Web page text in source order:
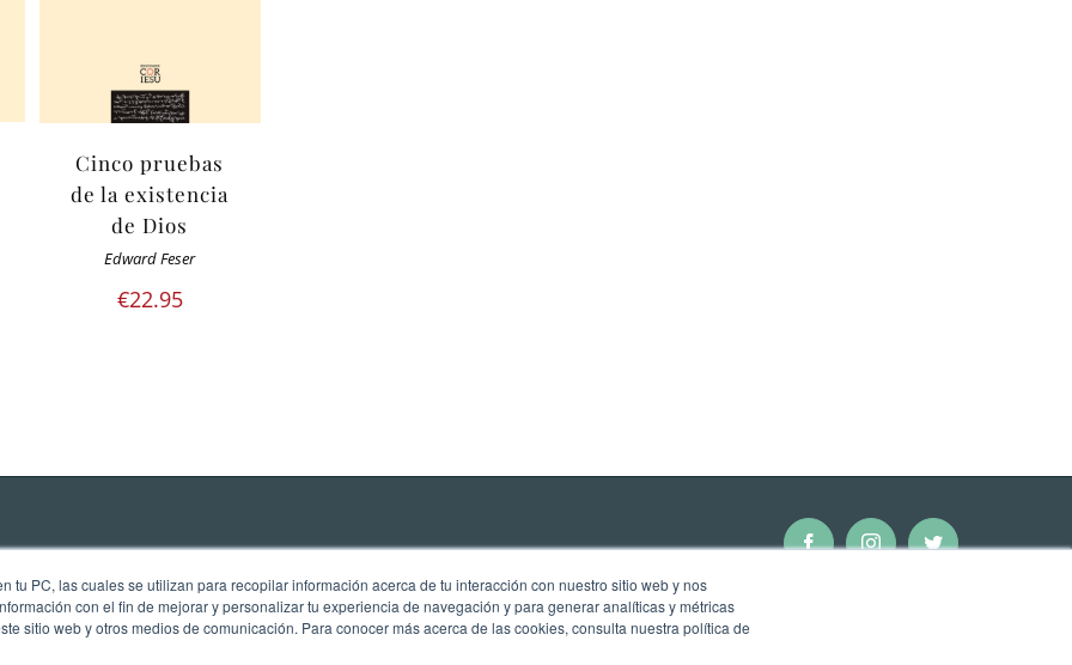
tu PC, las cuales se utilizan para recopilar información acerca de tu interacción con nuestro sitio web y nos
con el fin de mejorar y personalizar tu experiencia de navegación y para generar analíticas y métricas
sitio web y otros medios de comunicación. Para conocer más acerca de las cookies, consulta nuestra política de
Cinco pruebas
de la existencia
de Dios
Edward Feser
€22.95
FacebookInstagramTwitter